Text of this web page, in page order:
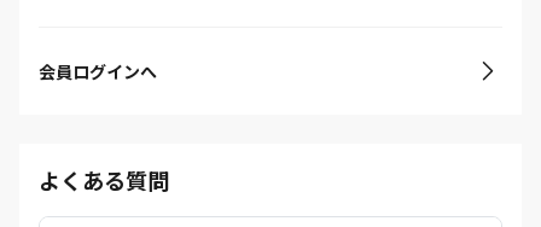
会員ログインへ
よくある質問